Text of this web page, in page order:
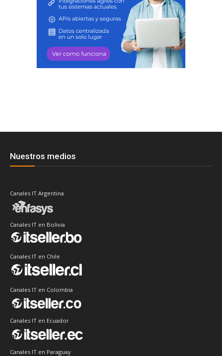
Nuestros medios
Canales IT Argentina
Canales IT en Bolivia
Canales IT en Chile
Canales IT en Colombia
Canales IT en Ecuador
Canales IT en Paraguay